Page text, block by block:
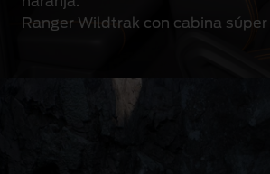
Ranger Wildtrak con cabina súper